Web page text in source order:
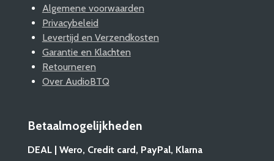
Algemene voorwaarden
Privacybeleid
Levertijd en Verzendkosten
Garantie en Klachten
Retourneren
Over AudioBTQ
Betaalmogelijkheden
DEAL | Wero, Credit card, PayPal, Klarna